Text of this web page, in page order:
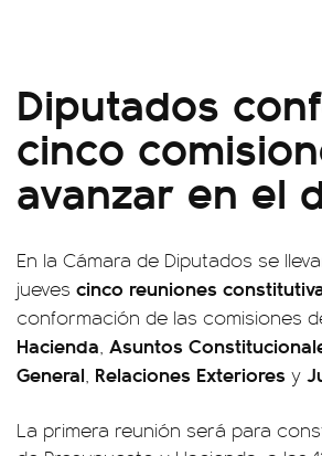
Diputados
cinco
avanzar en el
En la Cámara de Diputados se
jueves cinco reuniones
conformación de las comisiones
Hacienda, Asuntos
General, Relaciones Exteriores y
La primera reunión será para